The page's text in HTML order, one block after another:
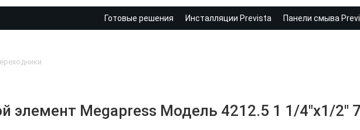
Готовые решения Инсталляции Prevista Панели смыва
элемент Megapress Модель 4212.5 1 1/4"x1/2"